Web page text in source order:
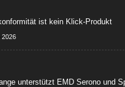
ist kein Klick-Produkt
2026
unterstützt EMD Serono und